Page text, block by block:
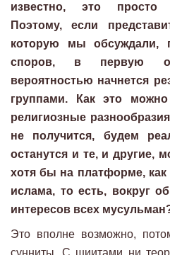
известно, это просто
Поэтому, если
которую мы обсуждали,
споров, в первую
вероятностью начнется
группами. Как это
религиозные
не получится, будем
останутся и те, и другие,
хотя бы на платформе, как
ислама, то есть, вокруг
интересов всех
Это вполне возможно,